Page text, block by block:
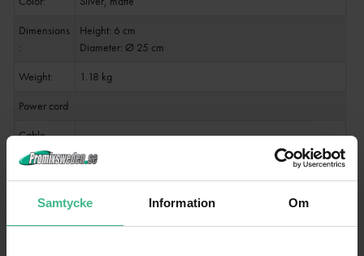
Samtycke Information Om
Dimensions
:
Height: 6 cm
Diameter: Ø 25 cm
Weight:
1.18 kg
Power cord
Cable
constructio
n:
2 x 0.75 mm² H03VVH2-F
Cable
Approx. 1.8 m